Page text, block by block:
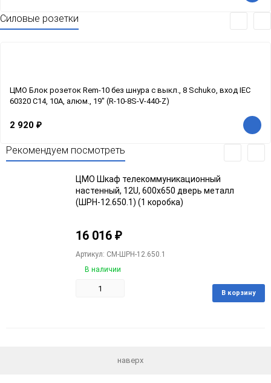
Силовые розетки
ЦМО Блок розеток Rem-10 без шнура с выкл., 8 Schuko, вход IEC
60320 C14, 10A, алюм., 19" (R-10-8S-V-440-Z)
2 920 ₽
Рекомендуем посмотреть
ЦМО Шкаф телекоммуникационный
настенный, 12U, 600х650 дверь металл
(ШРН-12.650.1) (1 коробка)
16 016 ₽
Артикул: CM-ШРН-12.650.1
В наличии
В корзину
наверх